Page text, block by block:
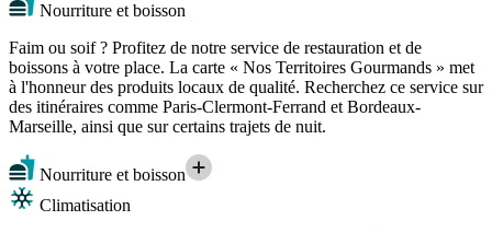
Nourriture et boisson
Faim ou soif ? Profitez de notre service de restauration et de
boissons à votre place. La carte « Nos Territoires Gourmands » met
à l'honneur des produits locaux de qualité. Recherchez ce service sur
des itinéraires comme Paris-Clermont-Ferrand et Bordeaux-
Marseille, ainsi que sur certains trajets de nuit.
Nourriture et boisson
Climatisation